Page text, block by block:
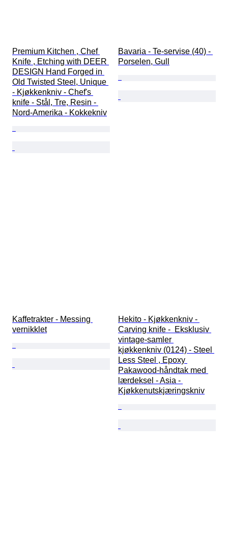
Premium Kitchen , Chef
Knife , Etching with DEER
DESIGN Hand Forged in
Old Twisted Steel, Unique
- Kjøkkenkniv - Chef's
knife - Stål, Tre, Resin -
Nord-Amerika - Kokkekniv
Bavaria - Te-servise (40) -
Porselen, Gull
Kaffetrakter - Messing
vernikklet
Hekito - Kjøkkenkniv -
Carving knife -  Eksklusiv
vintage-samler
kjøkkenkniv (0124) - Steel
Less Steel , Epoxy
Pakawood-håndtak med
lærdeksel - Asia -
Kjøkkenutskjæringskniv